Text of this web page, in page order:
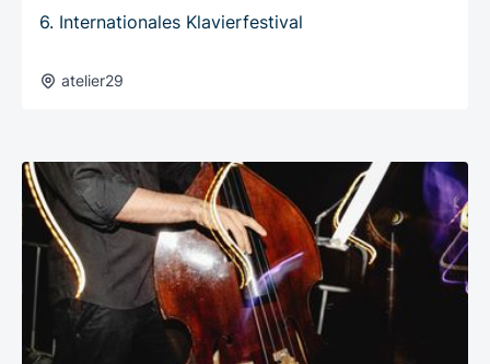
6. Internationales Klavierfestival
atelier29